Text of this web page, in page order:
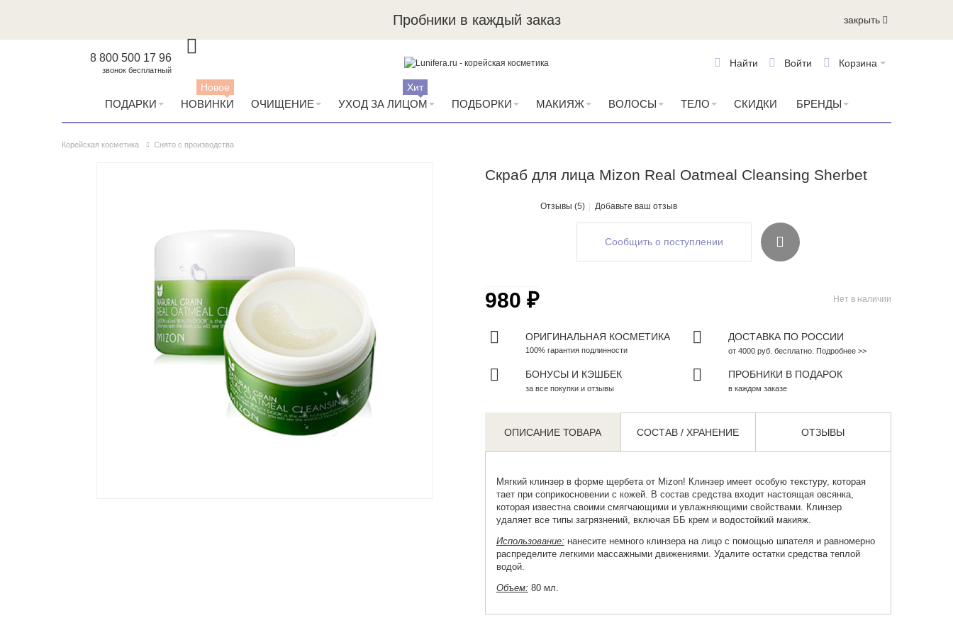
Пробники в каждый заказ закрыть
8 800 500 17 96
звонок бесплатный
Корзина
Войти
Найти
ПОДАРКИ НОВИНКИ
Новое
ОЧИЩЕНИЕ УХОД ЗА ЛИЦОМ
Хит
ПОДБОРКИ МАКИЯЖ ВОЛОСЫ ТЕЛО СКИДКИ БРЕНДЫ
Корейская косметика Снято с производства
Скраб для лица Mizon Real Oatmeal Cleansing Sherbet
Отзывы (5) Добавьте ваш отзыв
Сообщить о поступлении
Нет в наличии
980 ₽
ОРИГИНАЛЬНАЯ КОСМЕТИКА
100% гарантия подлинности
ДОСТАВКА ПО РОССИИ
от 4000 руб. бесплатно. Подробнее >>
БОНУСЫ И КЭШБЕК
за все покупки и отзывы
ПРОБНИКИ В ПОДАРОК
в каждом заказе
ОПИСАНИЕ ТОВАРА СОСТАВ / ХРАНЕНИЕ ОТЗЫВЫ
Мягкий клинзер в форме щербета от Mizon! Клинзер имеет особую текстуру, которая
тает при соприкосновении с кожей. В состав средства входит настоящая овсянка,
которая известна своими смягчающими и увлажняющими свойствами. Клинзер
удаляет все типы загрязнений, включая ББ крем и водостойкий макияж.
Использование: нанесите немного клинзера на лицо с помощью шпателя и равномерно
распределите легкими массажными движениями. Удалите остатки средства теплой
водой.
Объем: 80 мл.